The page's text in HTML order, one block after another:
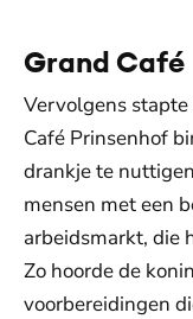
Grand Café
Vervolgens
Café Prinsenhof
drankje te
mensen met een
arbeidsmarkt, die
Zo hoorde de
voorbereidingen